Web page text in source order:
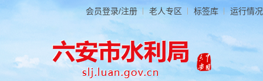
会员登录/注册 老人专区 标签库 运行情况